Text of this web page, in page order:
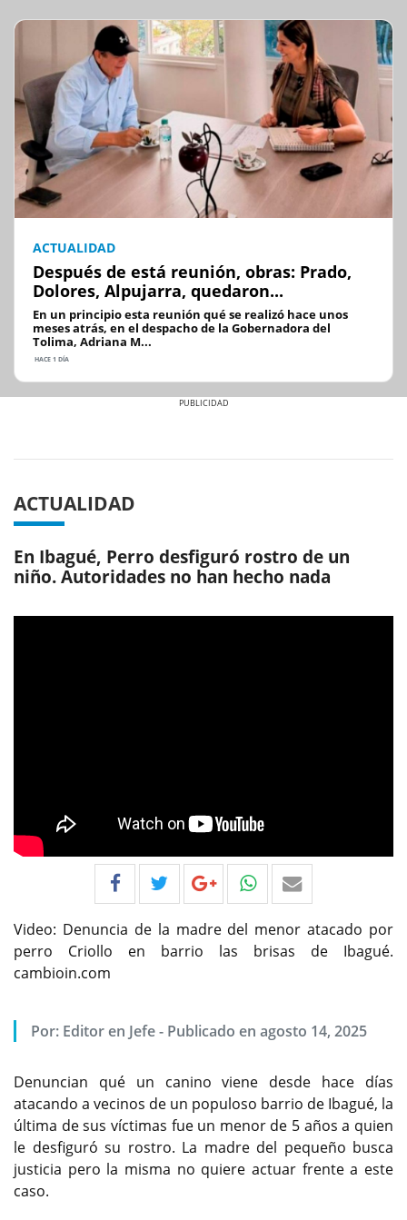
ACTUALIDAD
Después de está reunión, obras: Prado,
Dolores, Alpujarra, quedaron...
En un principio esta reunión qué se realizó hace unos
meses atrás, en el despacho de la Gobernadora del
Tolima, Adriana M...
HACE 1 DÍA
ACTUALIDAD
En Ibagué, Perro desfiguró rostro de un
niño. Autoridades no han hecho nada
Video: Denuncia de la madre del menor atacado por
perro Criollo en barrio las brisas de Ibagué.
cambioin.com
Por: Editor en Jefe- Publicado en agosto 14, 2025
Denuncian qué un canino viene desde hace días
atacando a vecinos de un populoso barrio de Ibagué, la
última de sus víctimas fue un menor de 5 años a quien
le desfiguró su rostro. La madre del pequeño busca
justicia pero la misma no quiere actuar frente a este
caso.